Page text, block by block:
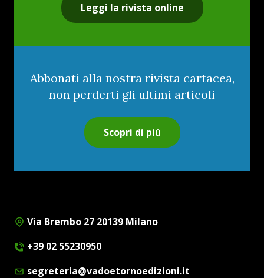
Leggi la rivista online
Abbonati alla nostra rivista cartacea,
non perderti gli ultimi articoli
Scopri di più
Via Brembo 27 20139 Milano
+39 02 55230950
segreteria@vadoetornoedizioni.it